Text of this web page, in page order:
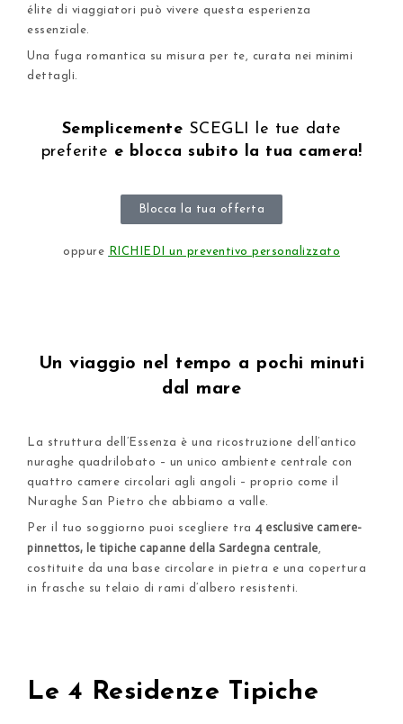
élite di viaggiatori può vivere questa esperienza
essenziale.
Una fuga romantica su misura per te, curata nei minimi
dettagli.
Semplicemente SCEGLI le tue date
preferite e blocca subito la tua camera!
Blocca la tua offerta
oppure RICHIEDI un preventivo personalizzato
Un viaggio nel tempo a pochi minuti
dal mare​
La struttura dell’Essenza è una ricostruzione dell’antico
nuraghe quadrilobato – un unico ambiente centrale con
quattro camere circolari agli angoli – proprio come il
Nuraghe San Pietro che abbiamo a valle.
Per il tuo soggiorno puoi scegliere tra 4 esclusive camere-
pinnettos, le tipiche capanne della Sardegna centrale,
costituite da una base circolare in pietra e una copertura
in frasche su telaio di rami d’albero resistenti.
Le 4 Residenze Tipiche